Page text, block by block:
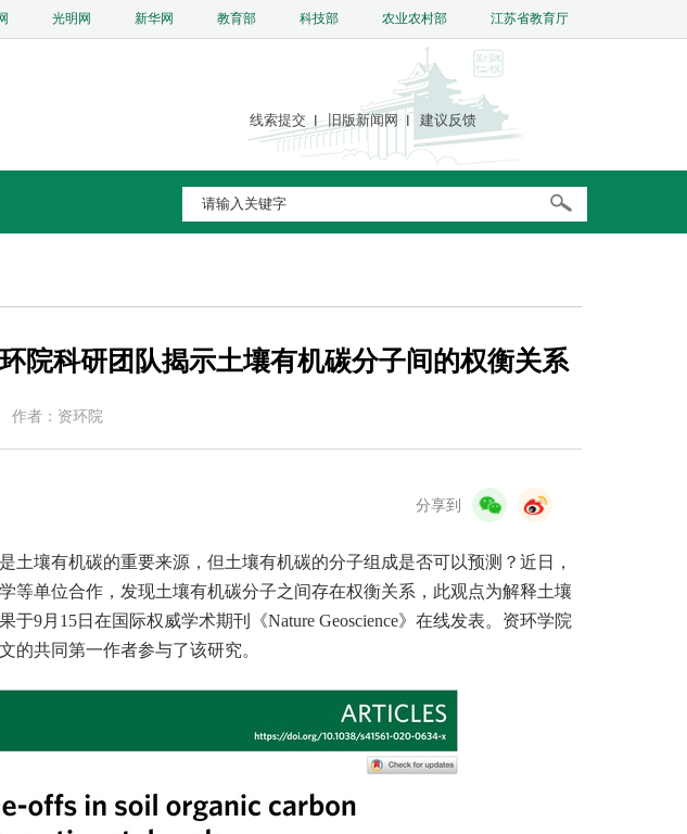
光明网 新华网 教育部 科技部 农业农村部 江苏省教育厅
线索提交 旧版新闻网 建议反馈
院科研团队揭示土壤有机碳分子间的权衡关系
作者：资环院
分享到
土壤有机碳的重要来源，但土壤有机碳的分子组成是否可以预测？近日，
等单位合作，发现土壤有机碳分子之间存在权衡关系，此观点为解释土壤
9月15日在国际权威学术期刊《Nature Geoscience》在线发表。资环学院
的共同第一作者参与了该研究。